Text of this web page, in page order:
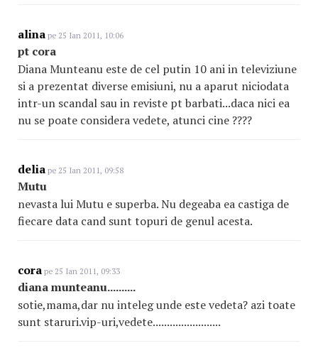
alina pe 25 Ian 2011, 10:06
pt cora
Diana Munteanu este de cel putin 10 ani in televiziune
si a prezentat diverse emisiuni, nu a aparut niciodata
intr-un scandal sau in reviste pt barbati...daca nici ea
nu se poate considera vedete, atunci cine ????
delia pe 25 Ian 2011, 09:58
Mutu
nevasta lui Mutu e superba. Nu degeaba ea castiga de
fiecare data cand sunt topuri de genul acesta.
cora pe 25 Ian 2011, 09:33
diana munteanu..........
sotie,mama,dar nu inteleg unde este vedeta? azi toate
sunt staruri.vip-uri,vedete........................